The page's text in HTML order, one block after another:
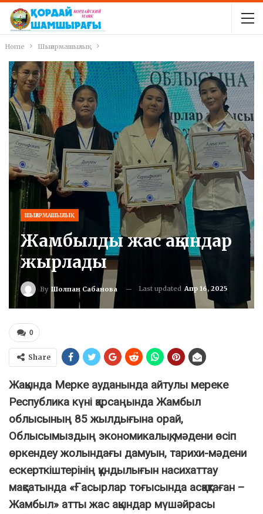
Home Шығармашылық
ШЫҒАРМАШЫЛЫҚ
Жамбылды жас ақындар
жырлады
By Шолпан Сабанова Last updated Апр 16, 2025
0
Share
Жақында Мерке ауданында айтулы мереке
Республика күні қарсаңында Жамбыл
облысының 85 жылдығына орай,
Облысымыздың экономикалық, мәдени өсіп
өркендеу жолындағы дамуын, тарихи-мәдени
ескерткіштерінің құндылығын насихаттау
мақсатында «Ғасырлар тоғысында асқақтаған –
Жамбыл» атты жас ақындар мүшәйрасы